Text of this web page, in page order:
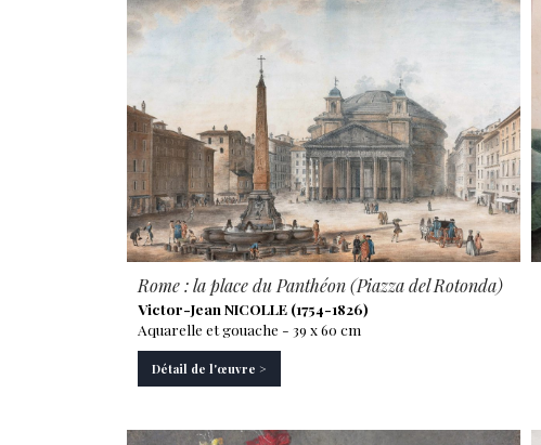
Rome : la place du Panthéon (Piazza del Rotonda)
Victor-Jean NICOLLE (1754-1826)
Aquarelle et gouache - 39 x 60 cm
Détail de l'œuvre >